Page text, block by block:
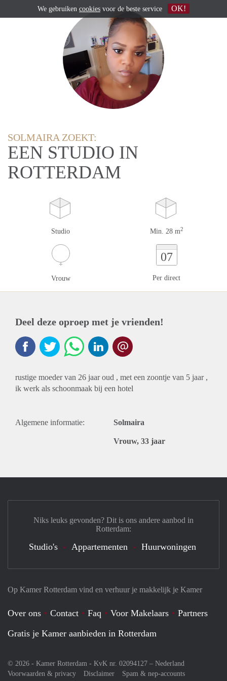
SOLMAIRA ZOEKT:
EEN STUDIO IN
ROTTERDAM
Studio Min. 28 m2
Vrouw
07
Per direct
Deel deze oproep met je vrienden!
rustige moeder van 26 jaar oud , met een zoontje van 5 jaar ,
ik werk als schoonmaak bij een hotel
Algemene informatie: Solmaira
Vrouw, 33 jaar
Op Kamer Rotterdam vind en verhuur je makkelijk je Kamer
Over ons Contact Faq Voor Makelaars
Partners
Gratis je Kamer aanbieden in Rotterdam
© 2026 - Kamer Rotterdam - KvK nr. 02094127 – Nederland
Voorwaarden & privacy
Disclaimer
Spam & nep-accounts
Niks leuks gevonden? Dit is ons andere aanbod in
Rotterdam:
Studio's Appartementen Huurwoningen
We gebruiken cookies voor de beste service OK!